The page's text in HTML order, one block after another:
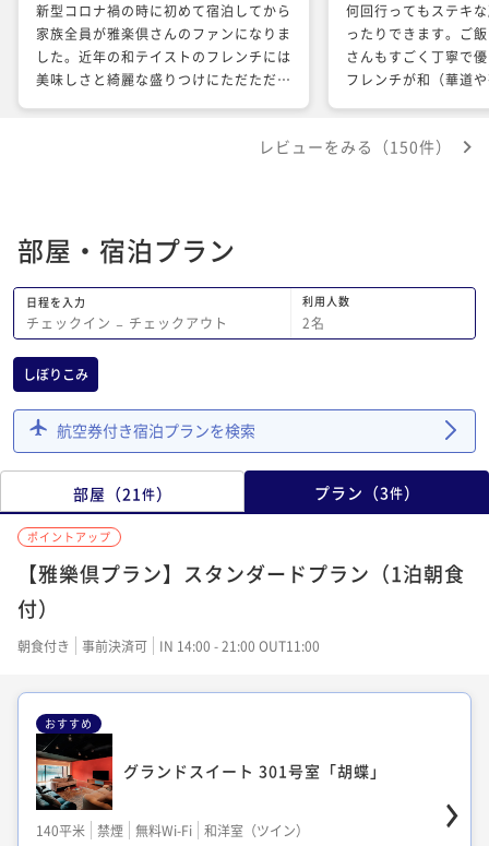
新型コロナ禍の時に初めて宿泊してから
家族全員が雅楽倶さんのファンになりま
した。近年の和テイストのフレンチには
美味しさと綺麗な盛りつけにただただ感
何回行ってもステキ
ったりできます。ご
さんもすごく丁寧で
フレンチが和（華道
レビューをみる（150件）
部屋・宿泊プラン
日程を入力
チェックイン − チェックアウト
利用人数
2名
しぼりこみ
航空券付き宿泊プランを検索
部屋 （21 件） プラン （3件）
ポイントアップ
【雅樂倶プラン】スタンダードプラン（1泊朝食
付）
朝食付き 事前決済可 IN 14:00 - 21:00 OUT11:00
おすすめ
グランドスイート 301号室「胡蝶」
140平米 禁煙 無料Wi-Fi
和洋室（ツイン）